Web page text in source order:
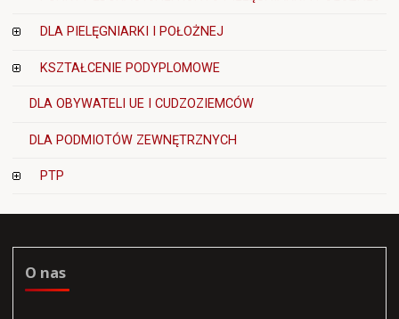
DLA PIELĘGNIARKI I POŁOŻNEJ
KSZTAŁCENIE PODYPLOMOWE
DLA OBYWATELI UE I CUDZOZIEMCÓW
DLA PODMIOTÓW ZEWNĘTRZNYCH
PTP
O nas